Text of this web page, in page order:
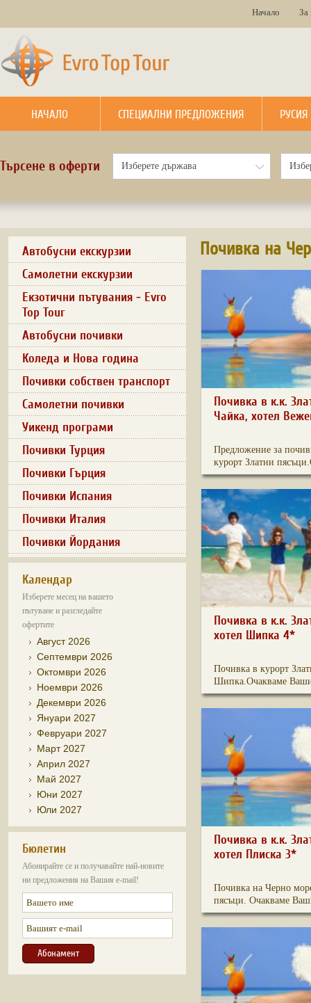
Начало За
НАЧАЛО СПЕЦИАЛНИ ПРЕДЛОЖЕНИЯ РУСИЯ
Търсене в оферти
Автобусни екскурзии
Самолетни екскурзии
Екзотични пътувания - Evro
Top Tour
Автобусни почивки
Коледа и Нова година
Почивки собствен транспорт
Самолетни почивки
Уикенд програми
Почивки Турция
Почивки Гърция
Почивки Испания
Почивки Италия
Почивки Йордания
Календар
Изберете месец на вашето
пътуване и разгледайте
офертите
Август 2026
Септември 2026
Октомври 2026
Ноември 2026
Декември 2026
Януари 2027
Февруари 2027
Март 2027
Април 2027
Май 2027
Юни 2027
Юли 2027
Бюлетин
Абонирайте се и получавайте най-новите
ни предложения на Вашия e-mail!
Почивка на
Почивка в к.к.
Чайка, хотел
Предложение за
курорт Златни
Почивка в к.к.
хотел Шипка 4*
Почивка в курорт
Шипка.Очакваме
Почивка в к.к.
хотел Плиска 3*
Почивка на Черно
пясъци. Очакваме